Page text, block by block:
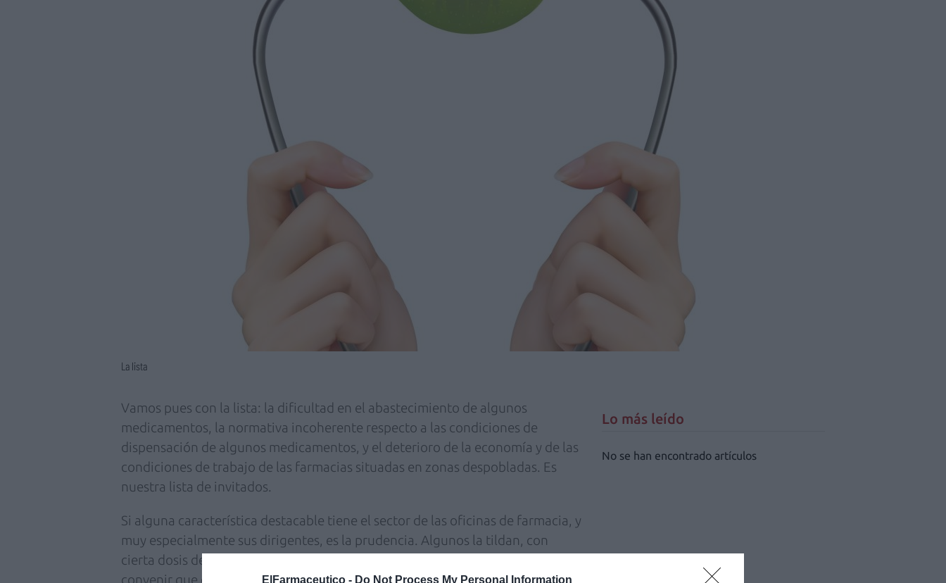
ElFarmaceutico - Do Not Process My Personal Information
La lista
Vamos pues con la lista: la dificultad en el abastecimiento de algunos
medicamentos, la normativa incoherente respecto a las condiciones de
dispensación de algunos medicamentos, y el deterioro de la economía y de las
condiciones de trabajo de las farmacias situadas en zonas despobladas. Es
nuestra lista de invitados.
Si alguna característica destacable tiene el sector de las oficinas de farmacia, y
muy especialmente sus dirigentes, es la prudencia. Algunos la tildan, con
cierta dosis de crítica homeopática, de conservadurismo, pero hemos de
convenir que cualquiera que tenga algo valioso lo quiera conservar. En este
Lo más leído
No se han encontrado artículos